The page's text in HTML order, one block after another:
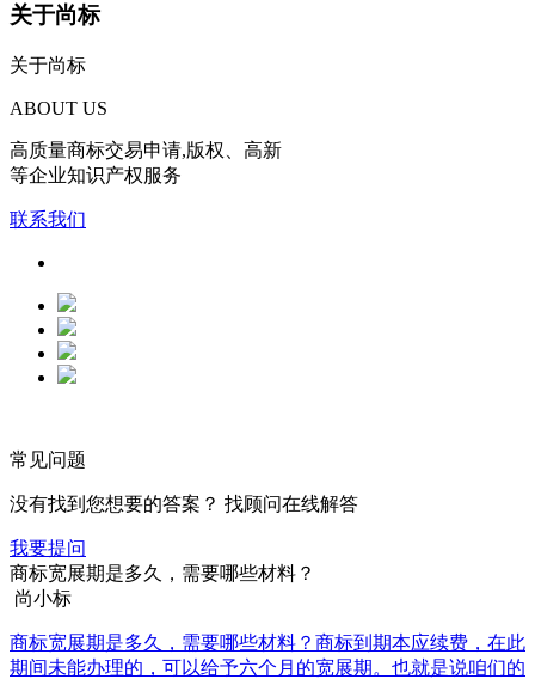
关于尚标
关于尚标
ABOUT US
高质量商标交易申请,版权、高新
等企业知识产权服务
联系我们
常见问题
没有找到您想要的答案？ 找顾问在线解答
我要提问
商标宽展期是多久，需要哪些材料？
尚小标
商标宽展期是多久，需要哪些材料？商标到期本应续费，在此
期间未能办理的，可以给予六个月的宽展期。也就是说咱们的